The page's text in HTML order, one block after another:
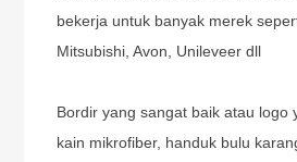
bekerja untuk banyak merek
Mitsubishi, Avon, Unileveer dll
Bordir yang sangat baik atau logo
kain mikrofiber, handuk bulu